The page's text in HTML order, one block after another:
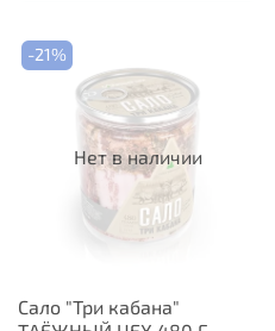
Нет в наличии
-21%
Сало "Три кабана"